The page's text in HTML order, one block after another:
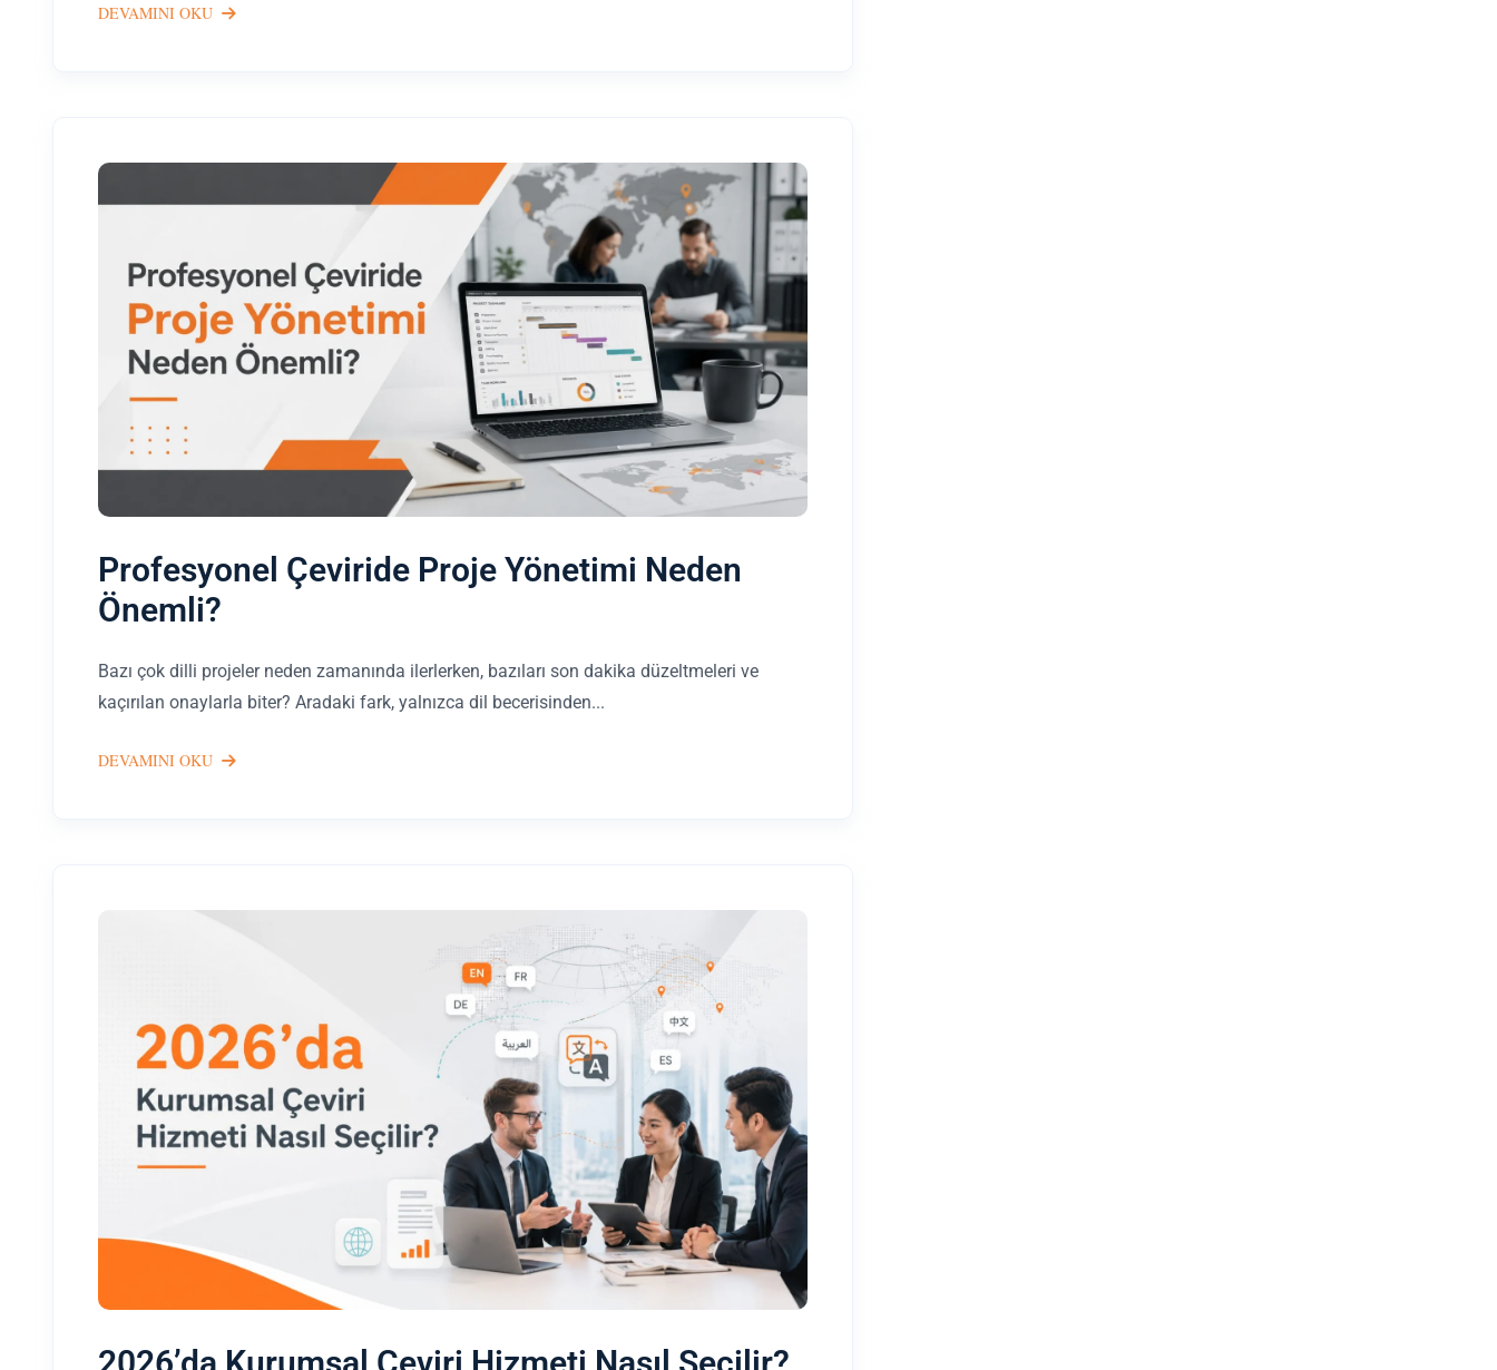
DEVAMINI OKU
Profesyonel Çeviride Proje Yönetimi Neden
Önemli?
Bazı çok dilli projeler neden zamanında ilerlerken, bazıları son dakika düzeltmeleri ve
kaçırılan onaylarla biter? Aradaki fark, yalnızca dil becerisinden...
DEVAMINI OKU